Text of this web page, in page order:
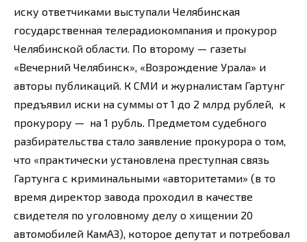
иску ответчиками выступали Челябинская
государственная телерадиокомпания и прокурор
Челябинской области. По второму — газеты
«Вечерний Челябинск», «Возрождение Урала» и
авторы публикаций. К СМИ и журналистам Гартунг
предъявил иски на суммы от 1 до 2 млрд рублей, к
прокурору — на 1 рубль. Предметом судебного
разбирательства стало заявление прокурора о том,
что «практически установлена преступная связь
Гартунга с криминальными «авторитетами» (в то
время директор завода проходил в качестве
свидетеля по уголовному делу о хищении 20
автомобилей КамАЗ), которое депутат и потребовал